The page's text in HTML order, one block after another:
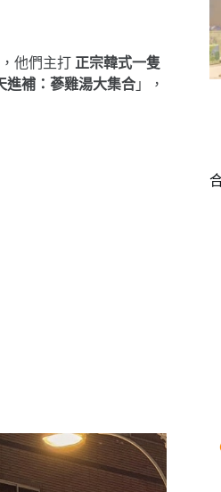
他們主打 正宗韓式一隻
進補：蔘雞湯大集合 」，